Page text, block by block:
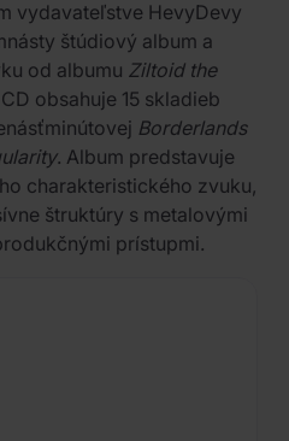
vydavateľstve HevyDevy
štúdiový album a
od albumu Ziltoid the
obsahuje 15 skladieb
Borderlands
. Album predstavuje
charakteristického zvuku,
štruktúry s metalovými
prístupmi.